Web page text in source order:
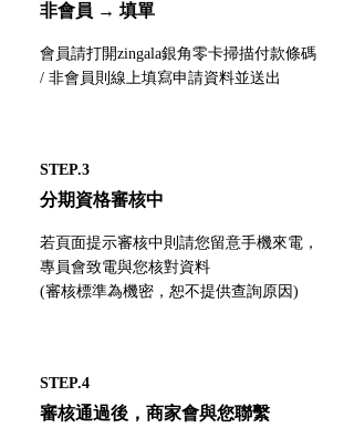
非會員 → 填單
會員請打開zingala銀角零卡掃描付款條碼
/ 非會員則線上填寫申請資料並送出
STEP.3
分期資格審核中
若頁面提示審核中則請您留意手機來電，
專員會致電與您核對資料
(審核標準為機密，恕不提供查詢原因)
STEP.4
審核通過後，商家會與您聯繫